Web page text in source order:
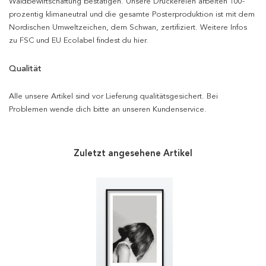
prozentig klimaneutral und die gesamte Posterproduktion ist mit dem
Nordischen Umweltzeichen, dem Schwan, zertifiziert. Weitere Infos
zu FSC und EU Ecolabel findest du hier.
Qualität
Alle unsere Artikel sind vor Lieferung qualitätsgesichert. Bei
Problemen wende dich bitte an unseren Kundenservice.
Zuletzt angesehene Artikel